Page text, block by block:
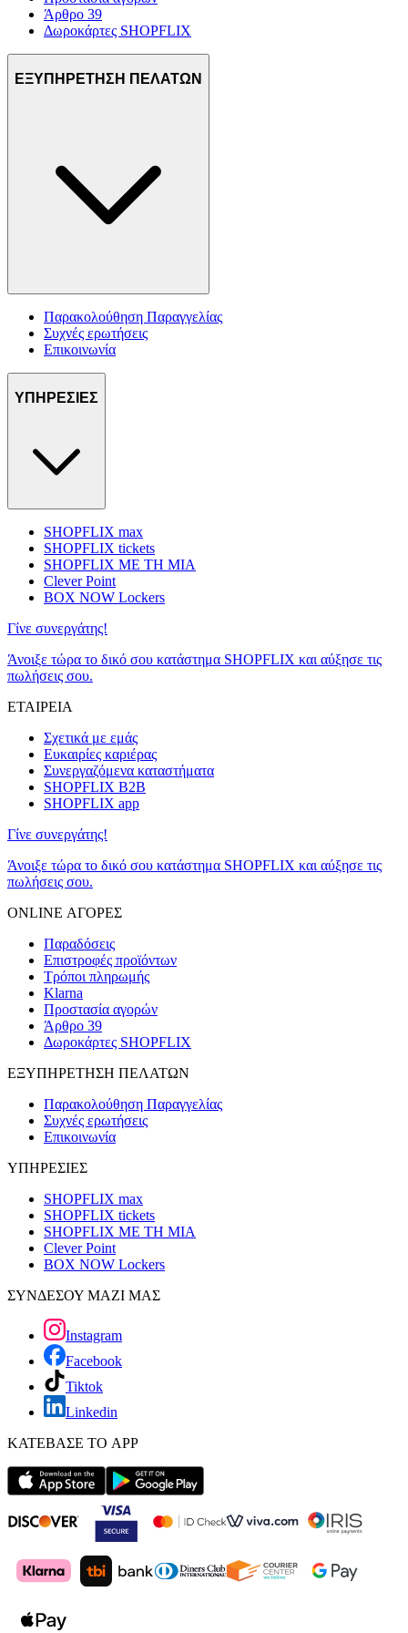
Άρθρο 39
Δωροκάρτες SHOPFLIX
ΕΞΥΠΗΡΕΤΗΣΗ ΠΕΛΑΤΩΝ
Παρακολούθηση Παραγγελίας
Συχνές ερωτήσεις
Επικοινωνία
ΥΠΗΡΕΣΙΕΣ
SHOPFLIX max
SHOPFLIX tickets
SHOPFLIX ΜΕ ΤΗ ΜΙΑ
Clever Point
BOX NOW Lockers
Γίνε συνεργάτης!
Άνοιξε τώρα το δικό σου κατάστημα SHOPFLIX και αύξησε τις
πωλήσεις σου.
ΕΤΑΙΡΕΙΑ
Σχετικά με εμάς
Ευκαιρίες καριέρας
Συνεργαζόμενα καταστήματα
SHOPFLIX B2B
SHOPFLIX app
Γίνε συνεργάτης!
Άνοιξε τώρα το δικό σου κατάστημα SHOPFLIX και αύξησε τις
πωλήσεις σου.
ONLINE ΑΓΟΡΕΣ
Παραδόσεις
Επιστροφές προϊόντων
Τρόποι πληρωμής
Klarna
Προστασία αγορών
Άρθρο 39
Δωροκάρτες SHOPFLIX
ΕΞΥΠΗΡΕΤΗΣΗ ΠΕΛΑΤΩΝ
Παρακολούθηση Παραγγελίας
Συχνές ερωτήσεις
Επικοινωνία
ΥΠΗΡΕΣΙΕΣ
SHOPFLIX max
SHOPFLIX tickets
SHOPFLIX ΜΕ ΤΗ ΜΙΑ
Clever Point
BOX NOW Lockers
ΣΥΝΔΕΣΟΥ ΜΑΖΙ ΜΑΣ
Instagram
Facebook
Tiktok
Linkedin
ΚΑΤΕΒΑΣΕ ΤΟ APP